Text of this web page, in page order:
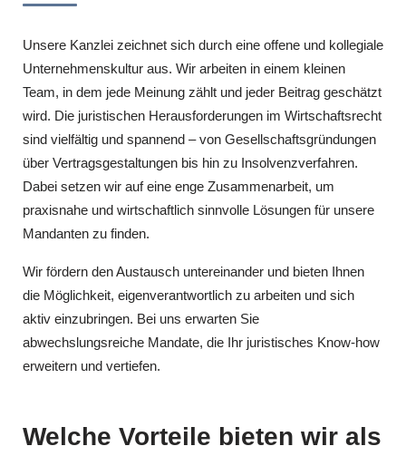
Unsere Kanzlei zeichnet sich durch eine offene und kollegiale
Unternehmenskultur aus. Wir arbeiten in einem kleinen
Team, in dem jede Meinung zählt und jeder Beitrag geschätzt
wird. Die juristischen Herausforderungen im Wirtschaftsrecht
sind vielfältig und spannend – von Gesellschaftsgründungen
über Vertragsgestaltungen bis hin zu Insolvenzverfahren.
Dabei setzen wir auf eine enge Zusammenarbeit, um
praxisnahe und wirtschaftlich sinnvolle Lösungen für unsere
Mandanten zu finden.
Wir fördern den Austausch untereinander und bieten Ihnen
die Möglichkeit, eigenverantwortlich zu arbeiten und sich
aktiv einzubringen. Bei uns erwarten Sie
abwechslungsreiche Mandate, die Ihr juristisches Know-how
erweitern und vertiefen.
Welche Vorteile bieten wir als